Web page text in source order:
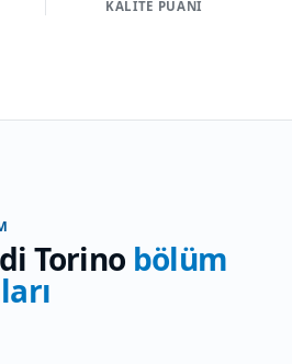
KALITE PUANI
Torino bölüm